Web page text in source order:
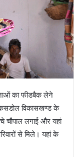
का फीडबैक लेने
कसडोल विकासखण्ड के
चौपाल लगाई और यहां
से मिले। यहां के